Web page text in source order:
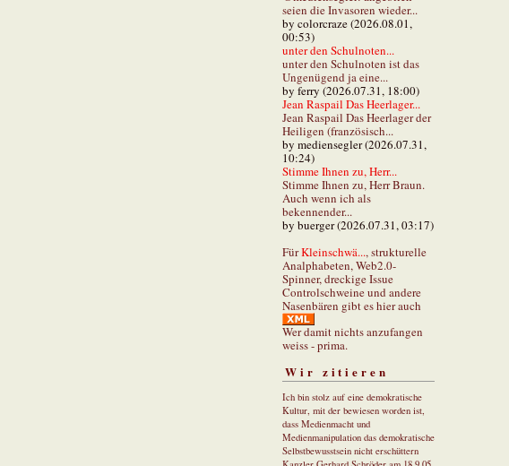
seien die Invasoren wieder...
by colorcraze (2026.08.01,
00:53)
unter den Schulnoten...
unter den Schulnoten ist das
Ungenügend ja eine...
by ferry (2026.07.31, 18:00)
Jean Raspail Das Heerlager...
Jean Raspail Das Heerlager der
Heiligen (französisch...
by mediensegler (2026.07.31,
10:24)
Stimme Ihnen zu, Herr...
Stimme Ihnen zu, Herr Braun.
Auch wenn ich als
bekennender...
by buerger (2026.07.31, 03:17)
FürKleinschwä..., strukturelle
Analphabeten, Web2.0-
Spinner, dreckige Issue
Controlschweine und andere
Nasenbären gibt es hier auch
Wer damit nichts anzufangen
weiss - prima.
Wir zitieren
Ich bin stolz auf eine demokratische
Kultur, mit der bewiesen worden ist,
dass Medienmacht und
Medienmanipulation das demokratische
Selbstbewusstsein nicht erschüttern